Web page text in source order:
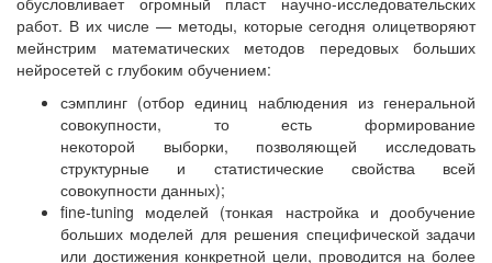
работ. В их числе — методы, которые сегодня олицетворяют
мейнстрим математических методов передовых больших
нейросетей с глубоким обучением:
сэмплинг (отбор единиц наблюдения из генеральной
совокупности, то есть формирование
некоторой выборки, позволяющей исследовать
структурные и статистические свойства всей
совокупности данных);
fine-tuning моделей (тонкая настройка и дообучение
больших моделей для решения специфической задачи
или достижения конкретной цели, проводится на более